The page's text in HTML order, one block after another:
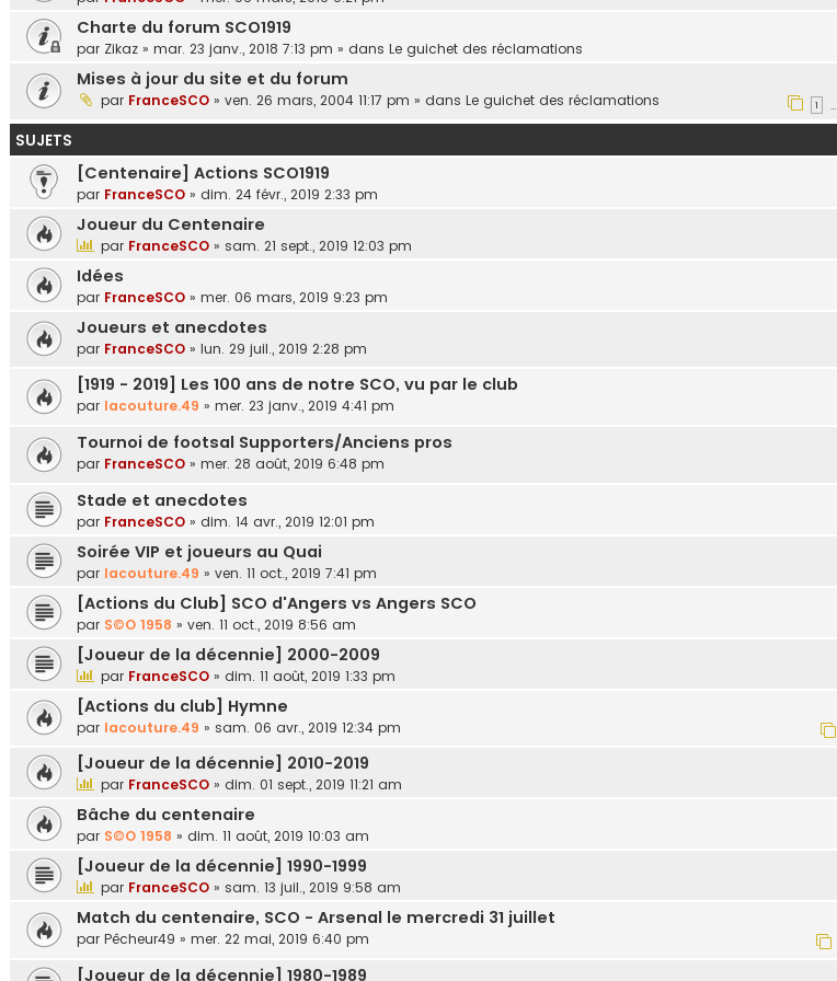
Charte du forum SCO1919
par Zikaz » mar. 23 janv., 2018 7:13 pm » dans Le guichet des réclamations
Mises à jour du site et du forum
par FranceSCO » ven. 26 mars, 2004 11:17 pm » dans Le guichet des réclamations 1 …
SUJETS
[Centenaire] Actions SCO1919
par FranceSCO » dim. 24 févr., 2019 2:33 pm
Joueur du Centenaire
par FranceSCO » sam. 21 sept., 2019 12:03 pm
Idées
par FranceSCO » mer. 06 mars, 2019 9:23 pm
Joueurs et anecdotes
par FranceSCO » lun. 29 juil., 2019 2:28 pm
[1919 - 2019] Les 100 ans de notre SCO, vu par le club
par lacouture.49 » mer. 23 janv., 2019 4:41 pm
Tournoi de footsal Supporters/Anciens pros
par FranceSCO » mer. 28 août, 2019 6:48 pm
Stade et anecdotes
par FranceSCO » dim. 14 avr., 2019 12:01 pm
Soirée VIP et joueurs au Quai
par lacouture.49 » ven. 11 oct., 2019 7:41 pm
[Actions du Club] SCO d'Angers vs Angers SCO
par S©O 1958 » ven. 11 oct., 2019 8:56 am
[Joueur de la décennie] 2000-2009
par FranceSCO » dim. 11 août, 2019 1:33 pm
[Actions du club] Hymne
par lacouture.49 » sam. 06 avr., 2019 12:34 pm
[Joueur de la décennie] 2010-2019
par FranceSCO » dim. 01 sept., 2019 11:21 am
Bâche du centenaire
par S©O 1958 » dim. 11 août, 2019 10:03 am
[Joueur de la décennie] 1990-1999
par FranceSCO » sam. 13 juil., 2019 9:58 am
Match du centenaire, SCO - Arsenal le mercredi 31 juillet
par Pêcheur49 » mer. 22 mai, 2019 6:40 pm
[Joueur de la décennie] 1980-1989